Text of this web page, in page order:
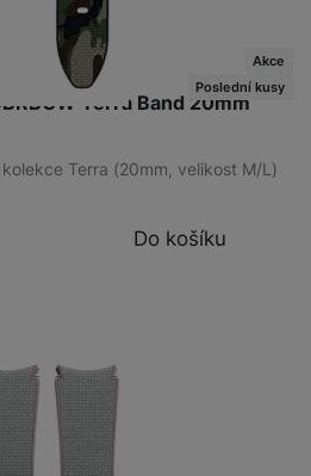
Terra Band 20mm
Akce
Poslední kusy
Terra (20mm, velikost M/L)
Do košíku